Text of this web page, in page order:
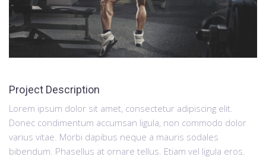
Project Description
Lorem ipsum dolor sit amet, consectetur adipiscing elit.
Donec condimentum accumsan ligula, non commodo dolor
varius vitae. Morbi dapibus neque a mauris sodales
bibendum. Phasellus at ornare tellus. Etiam vel ligula eros.